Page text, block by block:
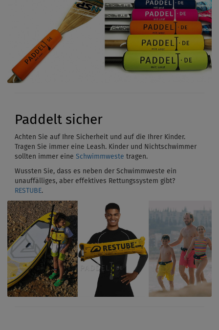
Paddelt sicher
Achten Sie auf Ihre Sicherheit und auf die Ihrer Kinder.
Tragen Sie immer eine Leash. Kinder und Nichtschwimmer
sollten immer eine Schwimmweste tragen.
Wussten Sie, dass es neben der Schwimmweste ein
unauffälliges, aber effektives Rettungssystem gibt?
RESTUBE.